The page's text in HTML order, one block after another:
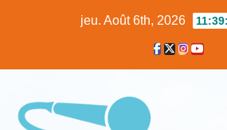
jeu. Août 6th, 2026